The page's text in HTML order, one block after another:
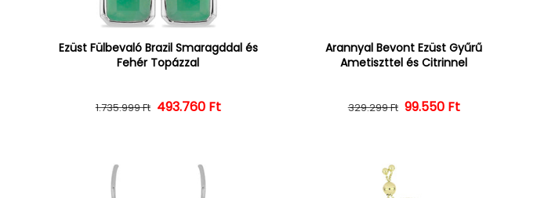
Ezüst Fülbevaló Brazil Smaragddal és
Fehér Topázzal
Normál ár
1.735.999 Ft Kedvezményes ár
493.760 Ft
Arannyal Bevont Ezüst Gyűrű
Ametiszttel és Citrinnel
Normál ár
329.299 Ft Kedvezményes ár
99.550 Ft